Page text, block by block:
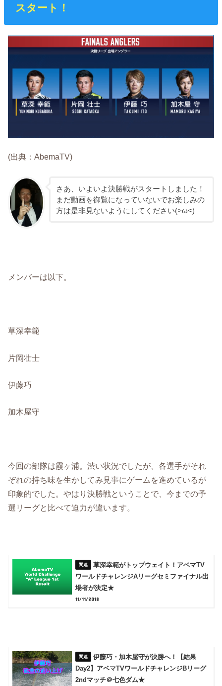
スタート！
(出典：AbemaTV)
さあ、いよいよ決勝戦がスタートしました！
まだ動画を御覧になっていないでお楽しみの
方は是非見ないようにしてください(>ω<)
メンバーは以下。
草深幸範
片岡壮士
伊藤巧
加木屋守
今回の部隊は霞ヶ浦。渋い状況でしたが、各選手がそれ
ぞれの持ち味を生かしてみ見事にゲームを進めているが
印象的でした。やはり決勝戦ということで、今までの予
選リーグと比べて迫力が違います。
草深幸範がトップウェイト！アベマTV
ワールドチャレンジAリーグセミファイナル出
場者が決定★
11/11/2018
伊藤巧・加木屋守が決勝へ！【結果
Day2】アベマTVワールドチャレンジBリーグ
2ndマッチ＠七色ダム★